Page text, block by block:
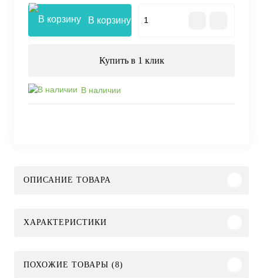
В корзину
Купить в 1 клик
В наличии
ОПИСАНИЕ ТОВАРА
ХАРАКТЕРИСТИКИ
ПОХОЖИЕ ТОВАРЫ (8)